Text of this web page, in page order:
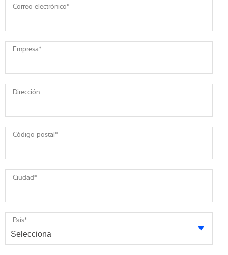
Correo electrónico*
Empresa*
Dirección
Código postal*
Ciudad*
País*